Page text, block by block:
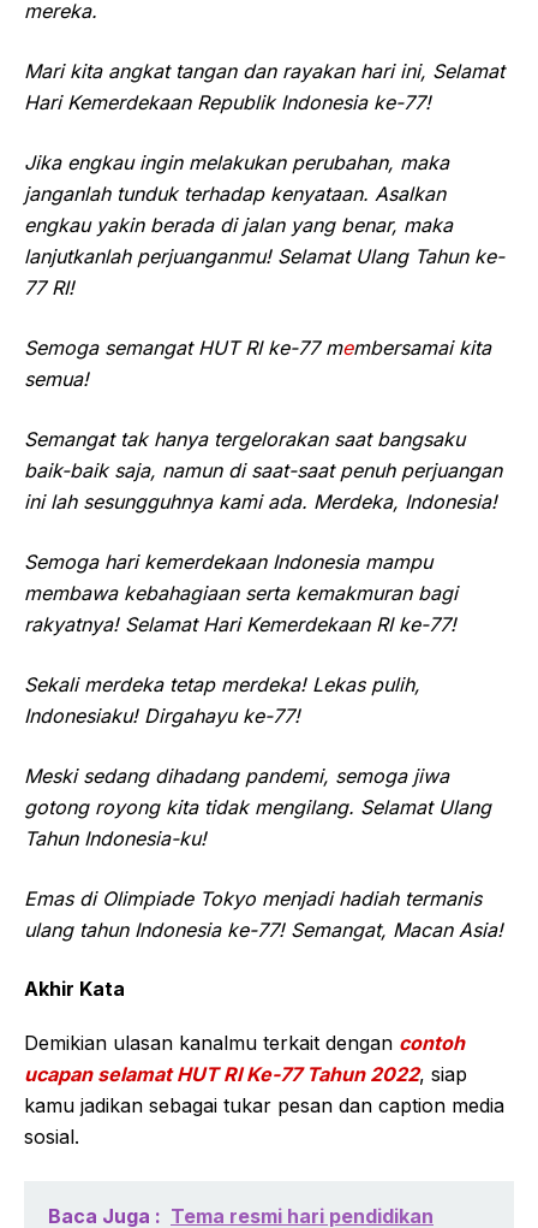
mereka.
Mari kita angkat tangan dan rayakan hari ini, Selamat
Hari Kemerdekaan Republik Indonesia ke-77!
Jika engkau ingin melakukan perubahan, maka
janganlah tunduk terhadap kenyataan. Asalkan
engkau yakin berada di jalan yang benar, maka
lanjutkanlah perjuanganmu! Selamat Ulang Tahun ke-
77 RI!
Semoga semangat HUT RI ke-77 membersamai kita
semua!
Semangat tak hanya tergelorakan saat bangsaku
baik-baik saja, namun di saat-saat penuh perjuangan
ini lah sesungguhnya kami ada. Merdeka, Indonesia!
Semoga hari kemerdekaan Indonesia mampu
membawa kebahagiaan serta kemakmuran bagi
rakyatnya! Selamat Hari Kemerdekaan RI ke-77!
Sekali merdeka tetap merdeka! Lekas pulih,
Indonesiaku! Dirgahayu ke-77!
Meski sedang dihadang pandemi, semoga jiwa
gotong royong kita tidak mengilang. Selamat Ulang
Tahun Indonesia-ku!
Emas di Olimpiade Tokyo menjadi hadiah termanis
ulang tahun Indonesia ke-77! Semangat, Macan Asia!
Akhir Kata
Demikian ulasan kanalmu terkait dengan contoh
ucapan selamat HUT RI Ke-77 Tahun 2022, siap
kamu jadikan sebagai tukar pesan dan caption media
sosial.
Baca Juga : Tema resmi hari pendidikan